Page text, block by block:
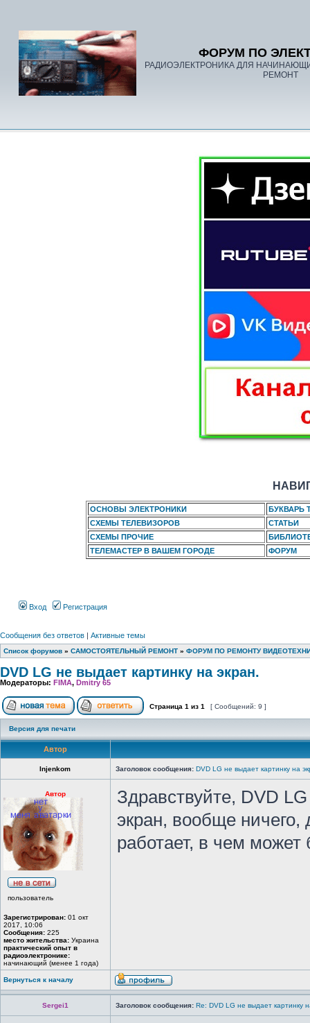
ФОРУМ ПО
РАДИОЭЛЕКТРОНИКА ДЛЯ
РЕМОНТ
ОСНОВЫ ЭЛЕКТРОНИКИ
БУКВАРЬ
СХЕМЫ ТЕЛЕВИЗОРОВ
СТАТЬИ
СХЕМЫ ПРОЧИЕ
ТЕЛЕМАСТЕР В ВАШЕМ ГОРОДЕ
ФОРУМ
Вход Регистрация
Сообщения без ответов | Активные темы
Список форумов » САМОСТОЯТЕЛЬНЫЙ РЕМОНТ » ФОРУМ ПО РЕМОНТУ
DVD LG не выдает картинку на экран.
Модераторы: FIMA, Dmitry 65
Страница 1 из 1 [ Сообщений: 9 ]
Версия для печати
Автор
Injenkom Заголовок сообщения: DVD LG не выдает картинку на
Автор
пользователь
Зарегистрирован: 01 окт
2017, 10:06
Сообщения: 225
место жительства: Украина
практический опыт в
радиоэлектронике:
начинающий (менее 1 года)
Здравствуйте, DVD
экран, вообще ничего,
работает, в чем
Вернуться к началу
Sergei1 Заголовок сообщения: Re: DVD LG не выдает картинку